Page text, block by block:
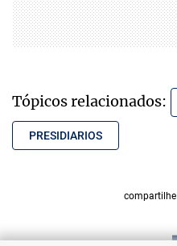
Tópicos relacionados:
PRESIDIARIOS
compartilhe